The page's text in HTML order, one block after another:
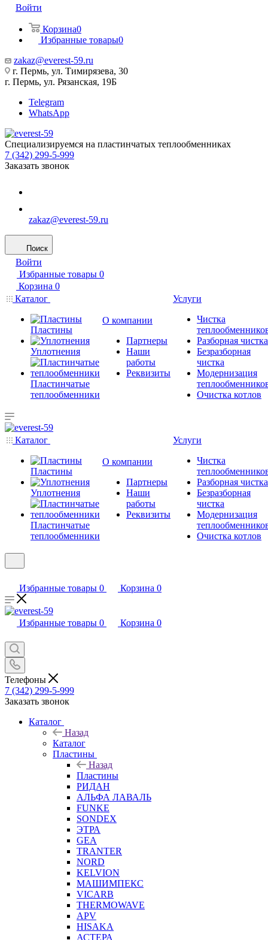
Войти
Корзина0
Избранные товары0
zakaz@everest-59.ru
г. Пермь, ул. Тимирязева, 30
г. Пермь, ул. Рязанская, 19Б
Telegram
WhatsApp
Специализируемся на пластинчатых теплообменниках
7 (342) 299-5-999
Заказать звонок
zakaz@everest-59.ru
Поиск
Войти
Избранные товары 0
Корзина 0
Каталог
Пластины
Уплотнения
Пластинчатые
теплообменники
О компании
Партнеры
Наши
работы
Реквизиты
Услуги
Чистка
Разборная чистка
Безразборная
чистка
Модернизация
Очистка котлов
Каталог
Пластины
Уплотнения
Пластинчатые
теплообменники
О компании
Партнеры
Наши
работы
Реквизиты
Услуги
Чистка
Разборная чистка
Безразборная
чистка
Модернизация
Очистка котлов
Избранные товары 0 Корзина 0
Избранные товары 0 Корзина 0
Телефоны
7 (342) 299-5-999
Заказать звонок
Каталог
Назад
Каталог
Пластины
Назад
Пластины
РИДАН
АЛЬФА ЛАВАЛЬ
FUNKE
SONDEX
ЭТРА
GEA
TRANTER
NORD
KELVION
МАШИМПЕКС
VICARB
THERMOWAVE
APV
HISAKA
АСТЕРА